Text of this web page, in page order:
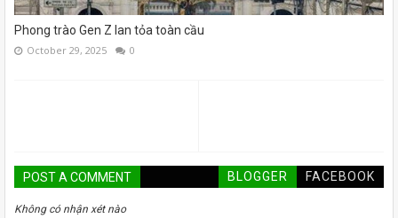
Phong trào Gen Z lan tỏa toàn cầu
October 29, 2025 0
POST A COMMENT BLOGGER FACEBOOK
Không có nhận xét nào